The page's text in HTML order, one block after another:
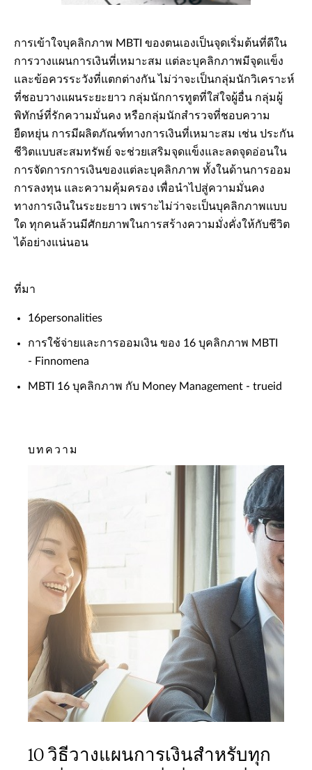
การเข้าใจบุคลิกภาพ MBTI ของตนเองเป็นจุดเริ่มต้นที่ดีใน
การวางแผนการเงินที่เหมาะสม แต่ละบุคลิกภาพมีจุดแข็ง
และข้อควรระวังที่แตกต่างกัน ไม่ว่าจะเป็นกลุ่มนักวิเคราะห์
ที่ชอบวางแผนระยะยาว กลุ่มนักการทูตที่ใส่ใจผู้อื่น กลุ่มผู้
พิทักษ์ที่รักความมั่นคง หรือกลุ่มนักสำรวจที่ชอบความ
ยืดหยุ่น การมีผลิตภัณฑ์ทางการเงินที่เหมาะสม เช่น ประกัน
ชีวิตแบบสะสมทรัพย์ จะช่วยเสริมจุดแข็งและลดจุดอ่อนใน
การจัดการการเงินของแต่ละบุคลิกภาพ ทั้งในด้านการออม
การลงทุน และความคุ้มครอง เพื่อนำไปสู่ความมั่นคง
ทางการเงินในระยะยาว เพราะไม่ว่าจะเป็นบุคลิกภาพแบบ
ใด ทุกคนล้วนมีศักยภาพในการสร้างความมั่งคั่งให้กับชีวิต
ได้อย่างแน่นอน
ที่มา
16personalities
การใช้จ่ายและการออมเงิน ของ 16 บุคลิกภาพ MBTI
- Finnomena
MBTI 16 บุคลิกภาพ กับ Money Management - trueid
บทความ
10 วิธีวางแผนการเงินสำหรับทุก